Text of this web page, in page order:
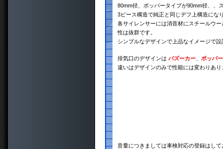
80mm径、ポッパータイプが90mm径、、
3ピース構造で純正と同じデフ上構造にな
各サイレンサーには消音材にスチールウ
性は抜群です。
シンプルなデザインで上品なイメージで
排気口のデザインは バズーカー
ポッパー
違いはデザインのみで性能には変わりあ
音量につきましては車検対応の登録はし